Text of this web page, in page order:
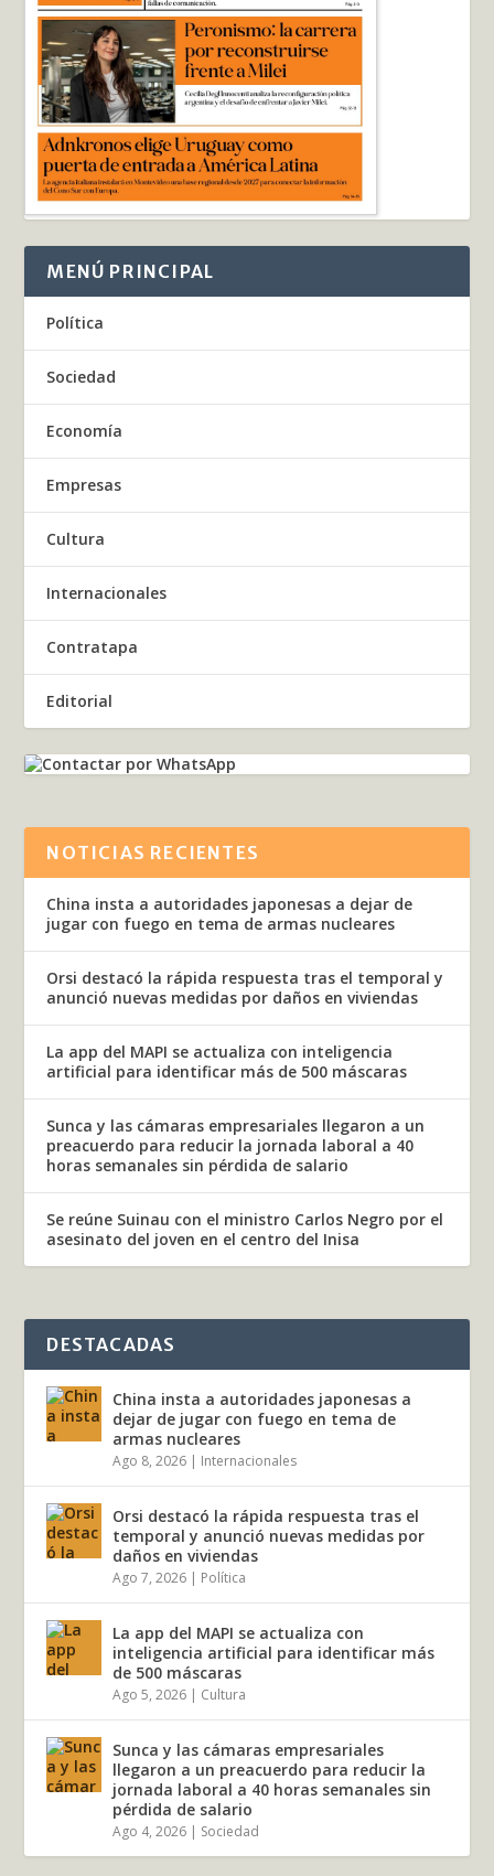
MENÚ PRINCIPAL
Política
Sociedad
Economía
Empresas
Cultura
Internacionales
Contratapa
Editorial
NOTICIAS RECIENTES
China insta a autoridades japonesas a dejar de
jugar con fuego en tema de armas nucleares
Orsi destacó la rápida respuesta tras el temporal y
anunció nuevas medidas por daños en viviendas
La app del MAPI se actualiza con inteligencia
artificial para identificar más de 500 máscaras
Sunca y las cámaras empresariales llegaron a un
preacuerdo para reducir la jornada laboral a 40
horas semanales sin pérdida de salario
Se reúne Suinau con el ministro Carlos Negro por el
asesinato del joven en el centro del Inisa
DESTACADAS
China insta a autoridades japonesas a
dejar de jugar con fuego en tema de
armas nucleares
Ago 8, 2026 | Internacionales
Orsi destacó la rápida respuesta tras el
temporal y anunció nuevas medidas por
daños en viviendas
Ago 7, 2026 | Política
La app del MAPI se actualiza con
inteligencia artificial para identificar más
de 500 máscaras
Ago 5, 2026 | Cultura
Sunca y las cámaras empresariales
llegaron a un preacuerdo para reducir la
jornada laboral a 40 horas semanales sin
pérdida de salario
Ago 4, 2026 | Sociedad